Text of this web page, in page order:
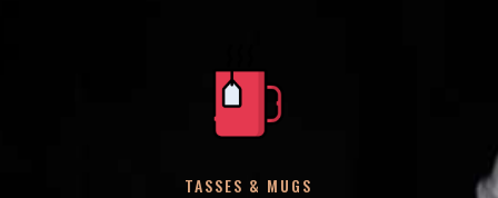
TASSES & MUGS